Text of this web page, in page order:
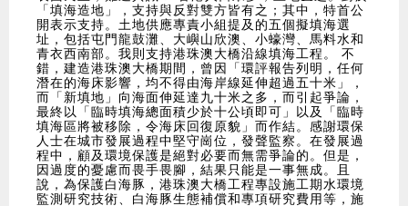
「填海造地」，支持與反對雙方皆有之；其中，特首公
開表示支持。土地供應專責小組提及的五個擬填海選
址，包括屯門龍鼓灘、大嶼山欣澳、小蠔灣、馬料水和
青衣西南部。我則支持港珠澳大橋沿線填海工程。 不
錯，建造港珠澳大橋期間，曾因「環評報告列明，任何
潛在的海床影響，均不得由海岸線延伸超過五十米」，
而「新填地」向海面伸延達九十米之多，而引起爭論，
最終以「臨時填海總面積少於十公頃即可」以及「臨時
填海區將被移除，令海床回復原貌」而作結。感謝環保
人士在城市發展過程中堅守崗位，發聲監察。在發展過
程中，顧及環境保護是絕對必要而無需爭論的。但是，
因過度的憂慮而畏手畏腳，結果只能是一事無成。且
說，為保護白海豚，港珠澳大橋工程專設施工期水環境
監測研究技術、白海豚生態補償和專項研究費用等，施